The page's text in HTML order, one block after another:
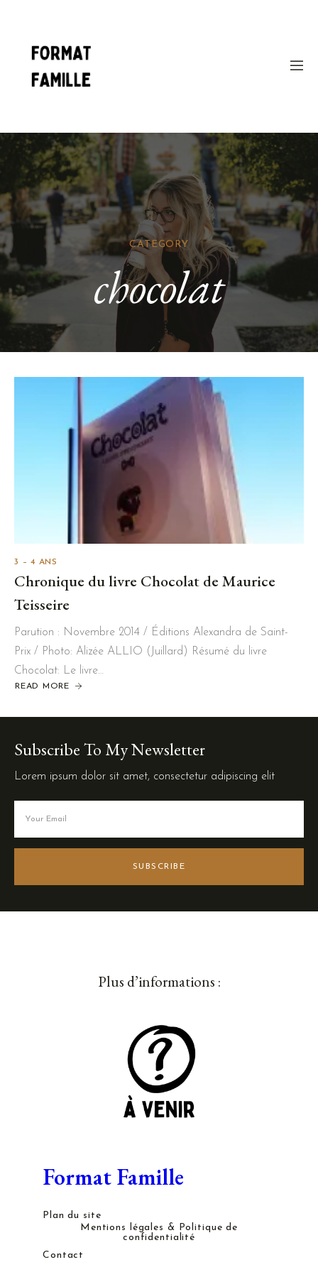
CATEGORY
chocolat
3 – 4 ANS
Chronique du livre Chocolat de Maurice
Teisseire
Parution : Novembre 2014 / Éditions Alexandra de Saint-
Prix / Photo: Alizée ALLIO (Juillard) Résumé du livre
Chocolat: Le livre…
READ MORE
Subscribe To My Newsletter
Lorem ipsum dolor sit amet, consectetur adipiscing elit
SUBSCRIBE
Plus d’informations :
Format Famille
Plan du site
Mentions légales & Politique de
confidentialité
Contact